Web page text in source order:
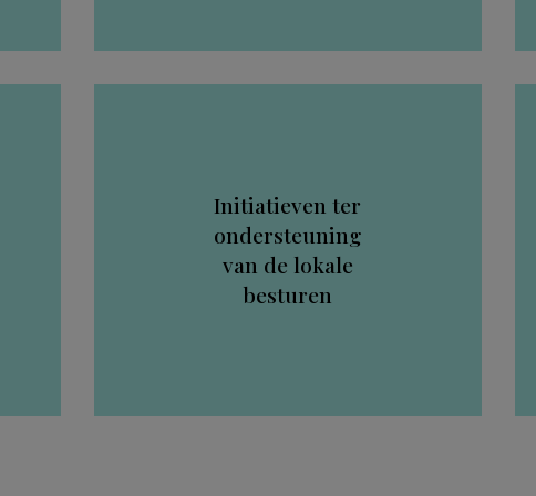
Initiatieven ter
ondersteuning
van de lokale
besturen